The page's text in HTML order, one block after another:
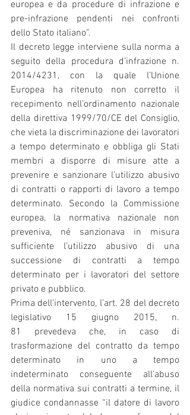
europea e da procedure di infrazione e
pre-infrazione pendenti nei confronti
dello Stato italiano”.
Il decreto legge interviene sulla norma a
seguito della procedura d’infrazione n.
2014/4231, con la quale l’Unione
Europea ha ritenuto non corretto il
recepimento nell’ordinamento nazionale
della direttiva 1999/70/CE del Consiglio,
che vieta la discriminazione dei lavoratori
a tempo determinato e obbliga gli Stati
membri a disporre di misure atte a
prevenire e sanzionare l’utilizzo abusivo
di contratti o rapporti di lavoro a tempo
determinato. Secondo la Commissione
europea, la normativa nazionale non
preveniva, né sanzionava in misura
sufficiente l’utilizzo abusivo di una
successione di contratti a tempo
determinato per i lavoratori del settore
privato e pubblico.
Prima dell’intervento, l’art. 28 del decreto
legislativo 15 giugno 2015, n.
81 prevedeva che, in caso di
trasformazione del contratto da tempo
determinato in uno a tempo
indeterminato conseguente all’abuso
della normativa sui contratti a termine, il
giudice condannasse “il datore di lavoro